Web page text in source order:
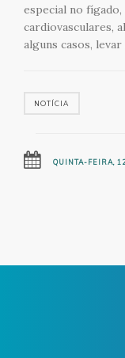
especial no fígado,
cardiovasculares,
alguns casos,
NOTÍCIA
QUINTA-FEIRA,